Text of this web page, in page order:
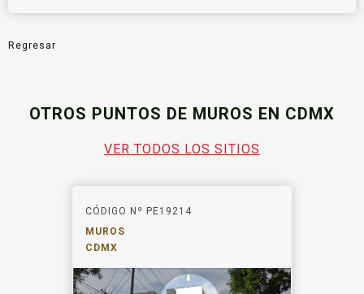
Regresar
OTROS PUNTOS DE MUROS EN CDMX
VER TODOS LOS SITIOS
CÓDIGO Nº PE19214
MUROS
CDMX